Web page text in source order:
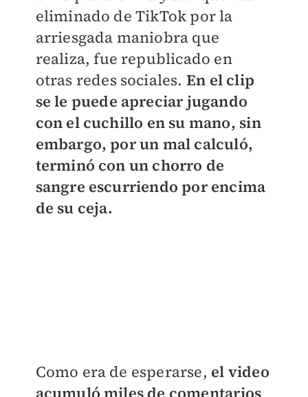
eliminado de TikTok por la
arriesgada maniobra que
realiza, fue republicado en
otras redes sociales. En el clip
se le puede apreciar jugando
con el cuchillo en su mano, sin
embargo, por un mal calculó,
terminó con un chorro de
sangre escurriendo por encima
de su ceja.
Como era de esperarse, el video
acumuló miles de comentarios